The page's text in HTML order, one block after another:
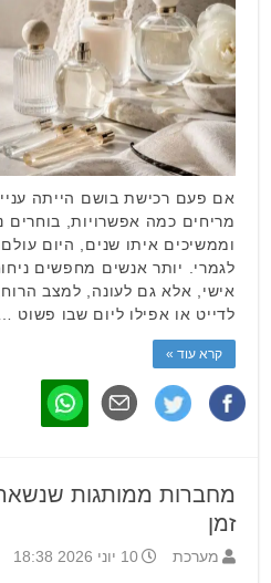
אם פעם רכישת בושם הייתה
מריחים כמה אפשרויות, בוחרים
וממשיכים איתו שנים, היום
לגמרי. יותר אנשים מחפשים
אישי, אלא גם לעונה, למצב
לדייט או אפילו ליום שבו פשוט …
קרא עוד »
מחברות ממותגות
זמן
מערכת 10 יוני 2026 18:38